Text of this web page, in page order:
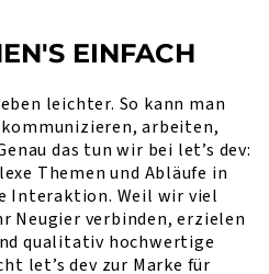
EINFACH
leichter. So kann man
arbeiten,
das tun wir bei let’s dev:
Themen und Abläufe in
Weil wir viel
Neugier verbinden, erzielen
qualitativ hochwertige
let’s dev zur Marke für